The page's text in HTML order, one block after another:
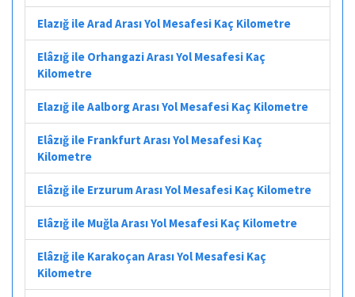
Elazığ ile Arad Arası Yol Mesafesi Kaç Kilometre
Elâzığ ile Orhangazi Arası Yol Mesafesi Kaç
Kilometre
Elazığ ile Aalborg Arası Yol Mesafesi Kaç Kilometre
Elâzığ ile Frankfurt Arası Yol Mesafesi Kaç
Kilometre
Elâzığ ile Erzurum Arası Yol Mesafesi Kaç Kilometre
Elâzığ ile Muğla Arası Yol Mesafesi Kaç Kilometre
Elâzığ ile Karakoçan Arası Yol Mesafesi Kaç
Kilometre